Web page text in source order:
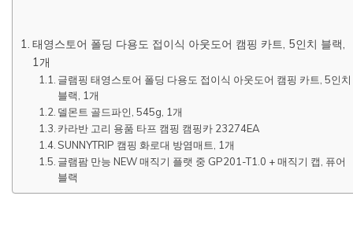
태영스토어 폴딩 다용도 접이식 아웃도어 캠핑 카트, 5인치 블랙,
1개
글램핑 태영스토어 폴딩 다용도 접이식 아웃도어 캠핑 카트, 5인치
블랙, 1개
델몬트 골드파인, 545g, 1개
카라반 고리 용품 타프 캠핑 캠핑카 23274EA
SUNNYTRIP 캠핑 화로대 방염매트, 1개
글램팜 만능 NEW 매직기 플랫 중 GP201-T1.0 + 매직기 캡, 퓨어
블랙